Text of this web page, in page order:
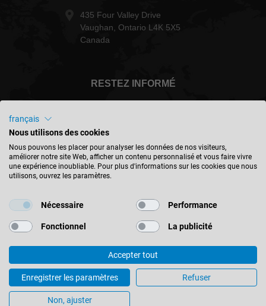
435 Four Valley Drive
Vaughan, Ontario L4K 5X5
Canada
RESTEZ INFORMÉ
Canada - français
© 2026 Leitz GmbH & Co. KG
Mentions Légales
Contact
Protection des données
Conditions générales
français
Nous utilisons des cookies
Nous pouvons les placer pour analyser les données de nos visiteurs,
améliorer notre site Web, afficher un contenu personnalisé et vous faire vivre
une expérience inoubliable. Pour plus d'informations sur les cookies que nous
utilisons, ouvrez les paramètres.
Nécessaire Performance
Fonctionnel La publicité
Accepter tout
Enregistrer les paramètres Refuser
Non, ajuster